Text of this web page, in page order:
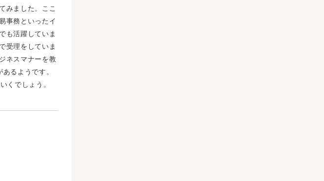
みました。ここ
事務といったイ
も活躍していま
受理をしていま
ネスマナーを教
るようです。
くでしょう。